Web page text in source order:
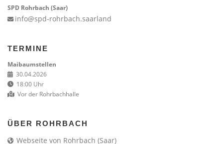
SPD Rohrbach (Saar)
info@spd-rohrbach.saarland
TERMINE
Maibaumstellen
30.04.2026
18:00 Uhr
Vor der Rohrbachhalle
ÜBER ROHRBACH
Webseite von Rohrbach (Saar)